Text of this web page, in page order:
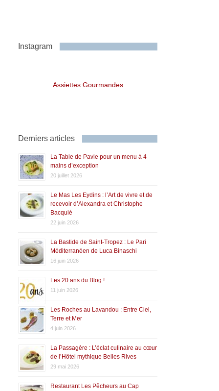
Instagram
Assiettes Gourmandes
Derniers articles
La Table de Pavie pour un menu à 4
mains d’exception
20 juillet 2026
Le Mas Les Eydins : l’Art de vivre et de
recevoir d’Alexandra et Christophe
Bacquié
22 juin 2026
La Bastide de Saint-Tropez : Le Pari
Méditerranéen de Luca Binaschi
16 juin 2026
Les 20 ans du Blog !
11 juin 2026
Les Roches au Lavandou : Entre Ciel,
Terre et Mer
4 juin 2026
La Passagère : L’éclat culinaire au cœur
de l’Hôtel mythique Belles Rives
29 mai 2026
Restaurant Les Pêcheurs au Cap